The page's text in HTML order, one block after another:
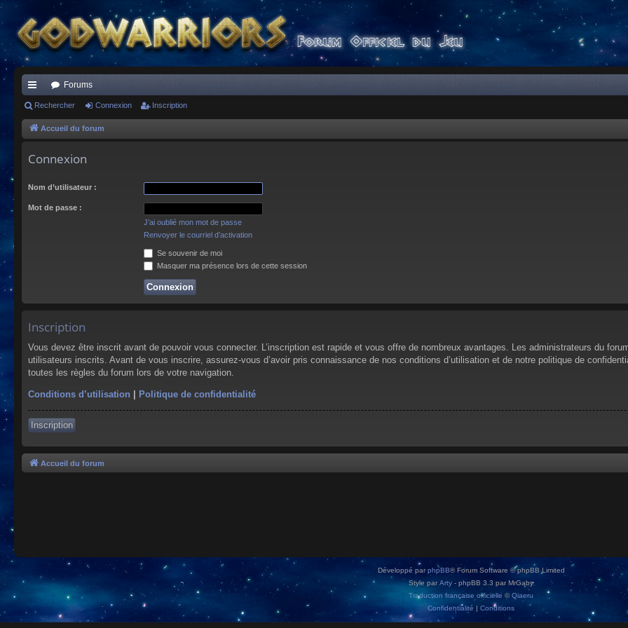
ac
co
s
Forums
Rechercher Connexion Inscription
Accueil du forum
Connexion
Nom d’utilisateur :
Mot de passe :
J’ai oublié mon mot de passe
Renvoyer le courriel d’activation
Se souvenir de moi
Masquer ma présence lors de cette session
Inscription
Vous devez être inscrit avant de pouvoir vous connecter. L’inscription est rapide et vous offre de nombreux avantages. Les administrateurs du
utilisateurs inscrits. Avant de vous inscrire, assurez-vous d’avoir pris connaissance de nos conditions d’utilisation et de notre politique de
toutes les règles du forum lors de votre navigation.
Conditions d’utilisation | Politique de confidentialité
Inscription
Accueil du forum
Développé parphpBB® Forum Software © phpBB Limited
Style par Arty - phpBB 3.3 par MrGaby
Traduction française officielle ©Qiaeru
Confidentialité | Conditions